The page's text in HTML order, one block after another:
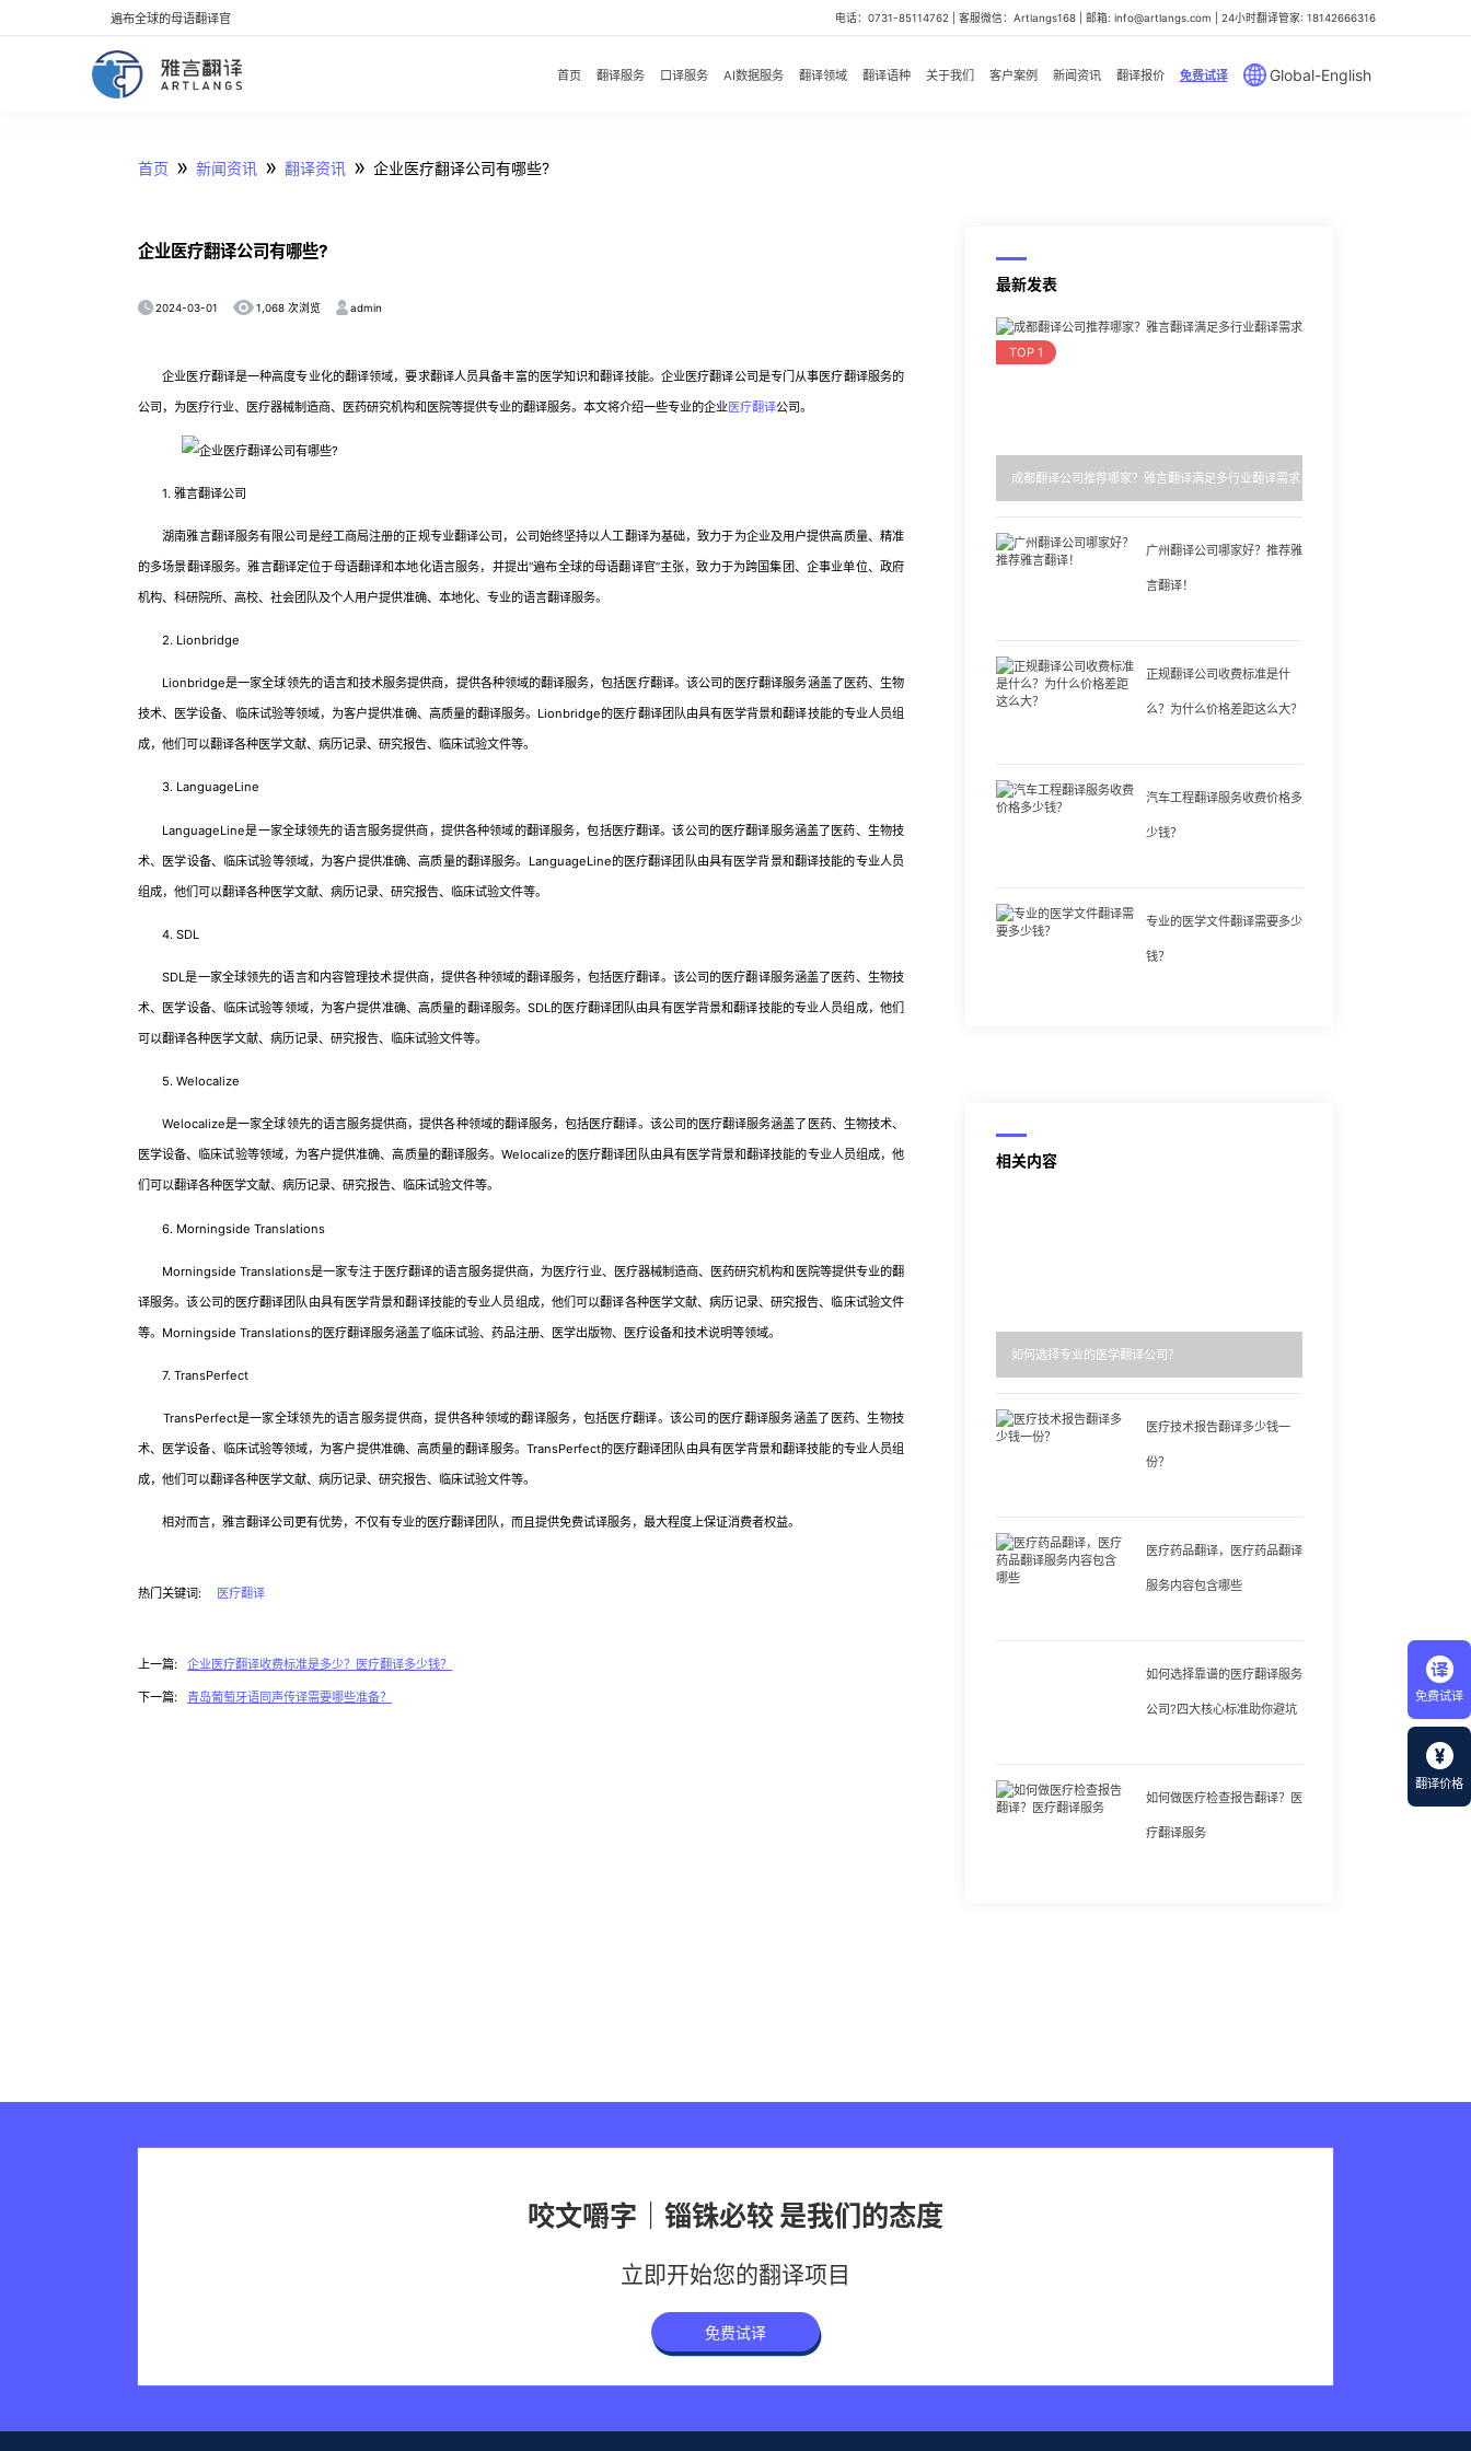
免费试译
翻译价格
遍布全球的母语翻译官 电话：0731-85114762 | 客服微信：Artlangs168 | 邮箱: info@artlangs.com | 24小时翻译管家: 18142666316
首页 翻译服务 口译服务 AI数据服务 翻译领域 翻译语种 关于我们 客户案例 新闻资讯 翻译报价 免费试译 Global-English
首页 » 新闻资讯 » 翻译资讯 » 企业医疗翻译公司有哪些?
企业医疗翻译公司有哪些?
2024-03-01 1,068 次浏览 admin
企业医疗翻译是一种高度专业化的翻译领域，要求翻译人员具备丰富的医学知识和翻译技能。企业医疗翻译公司是专门从事医疗翻译服务的
公司，为医疗行业、医疗器械制造商、医药研究机构和医院等提供专业的翻译服务。本文将介绍一些专业的企业医疗翻译公司。
1. 雅言翻译公司
湖南雅言翻译服务有限公司是经工商局注册的正规专业翻译公司，公司始终坚持以人工翻译为基础，致力于为企业及用户提供高质量、精准
的多场景翻译服务。雅言翻译定位于母语翻译和本地化语言服务，并提出“遍布全球的母语翻译官”主张，致力于为跨国集团、企事业单位、政府
机构、科研院所、高校、社会团队及个人用户提供准确、本地化、专业的语言翻译服务。
2. Lionbridge
Lionbridge是一家全球领先的语言和技术服务提供商，提供各种领域的翻译服务，包括医疗翻译。该公司的医疗翻译服务涵盖了医药、生物
技术、医学设备、临床试验等领域，为客户提供准确、高质量的翻译服务。Lionbridge的医疗翻译团队由具有医学背景和翻译技能的专业人员组
成，他们可以翻译各种医学文献、病历记录、研究报告、临床试验文件等。
3. LanguageLine
LanguageLine是一家全球领先的语言服务提供商，提供各种领域的翻译服务，包括医疗翻译。该公司的医疗翻译服务涵盖了医药、生物技
术、医学设备、临床试验等领域，为客户提供准确、高质量的翻译服务。LanguageLine的医疗翻译团队由具有医学背景和翻译技能的专业人员
组成，他们可以翻译各种医学文献、病历记录、研究报告、临床试验文件等。
4. SDL
SDL是一家全球领先的语言和内容管理技术提供商，提供各种领域的翻译服务，包括医疗翻译。该公司的医疗翻译服务涵盖了医药、生物技
术、医学设备、临床试验等领域，为客户提供准确、高质量的翻译服务。SDL的医疗翻译团队由具有医学背景和翻译技能的专业人员组成，他们
可以翻译各种医学文献、病历记录、研究报告、临床试验文件等。
5. Welocalize
Welocalize是一家全球领先的语言服务提供商，提供各种领域的翻译服务，包括医疗翻译。该公司的医疗翻译服务涵盖了医药、生物技术、
医学设备、临床试验等领域，为客户提供准确、高质量的翻译服务。Welocalize的医疗翻译团队由具有医学背景和翻译技能的专业人员组成，他
们可以翻译各种医学文献、病历记录、研究报告、临床试验文件等。
6. Morningside Translations
Morningside Translations是一家专注于医疗翻译的语言服务提供商，为医疗行业、医疗器械制造商、医药研究机构和医院等提供专业的翻
译服务。该公司的医疗翻译团队由具有医学背景和翻译技能的专业人员组成，他们可以翻译各种医学文献、病历记录、研究报告、临床试验文件
等。Morningside Translations的医疗翻译服务涵盖了临床试验、药品注册、医学出版物、医疗设备和技术说明等领域。
7. TransPerfect
TransPerfect是一家全球领先的语言服务提供商，提供各种领域的翻译服务，包括医疗翻译。该公司的医疗翻译服务涵盖了医药、生物技
术、医学设备、临床试验等领域，为客户提供准确、高质量的翻译服务。TransPerfect的医疗翻译团队由具有医学背景和翻译技能的专业人员组
成，他们可以翻译各种医学文献、病历记录、研究报告、临床试验文件等。
相对而言，雅言翻译公司更有优势，不仅有专业的医疗翻译团队，而且提供免费试译服务，最大程度上保证消费者权益。
热门关键词: 医疗翻译
上一篇: 企业医疗翻译收费标准是多少？医疗翻译多少钱？
下一篇: 青岛葡萄牙语同声传译需要哪些准备？
最新发表
TOP 1
成都翻译公司推荐哪家？雅言翻译满足多行业翻译需求
广州翻译公司哪家好？推荐雅
言翻译！
正规翻译公司收费标准是什
么？为什么价格差距这么大？
汽车工程翻译服务收费价格多
少钱？
专业的医学文件翻译需要多少
钱？
相关内容
如何选择专业的医学翻译公司？
医疗技术报告翻译多少钱一
份？
医疗药品翻译，医疗药品翻译
服务内容包含哪些
如何选择靠谱的医疗翻译服务
公司?四大核心标准助你避坑
如何做医疗检查报告翻译？医
疗翻译服务
咬文嚼字｜锱铢必较 是我们的态度
立即开始您的翻译项目
免费试译